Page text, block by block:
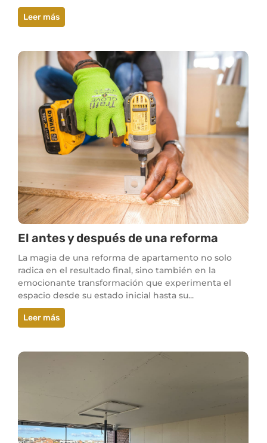
Leer más
El antes y después de una reforma
La magia de una reforma de apartamento no solo
radica en el resultado final, sino también en la
emocionante transformación que experimenta el
espacio desde su estado inicial hasta su...
Leer más